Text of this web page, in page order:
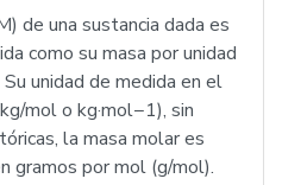
de una sustancia dada es
como su masa por unidad
unidad de medida en el
mol o kg·mol−1), sin
la masa molar es
gramos por mol (g/mol).